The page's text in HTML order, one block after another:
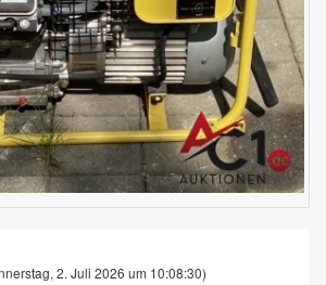
2. Juli 2026 um 10:08:30)